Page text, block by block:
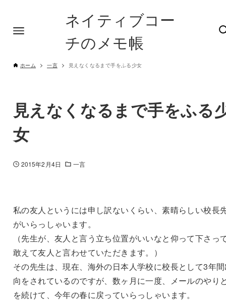
ネイティブコー
チのメモ帳
ホーム 一言 見えなくなるまで手をふる少女
見えなくなるまで手をふる
女
2015年2月4日 一言
私の友人というには申し訳ないくらい、素晴らしい校長
がいらっしゃいます。
（先生が、友人と言う立ち位置がいいなと仰って下さっ
敢えて友人と言わせていただきます。）
その先生は、現在、海外の日本人学校に校長として3年
向をされているのですが、数ヶ月に一度、メールのやり
を続けて、今年の春に戻っていらっしゃいます。